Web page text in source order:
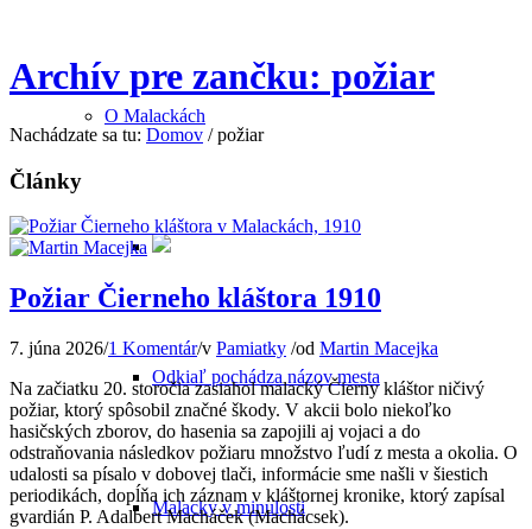
O Malackách
Odkiaľ pochádza názov mesta
Malacky v minulosti
Archív pre zančku: požiar
Nachádzate sa tu: Domov / požiar
Články
Požiar Čierneho kláštora 1910
7. júna 2026/1 Komentár/v Pamiatky /od Martin Macejka
Na začiatku 20. storočia zasiahol malacký Čierny kláštor ničivý
požiar, ktorý spôsobil značné škody. V akcii bolo niekoľko
hasičských zborov, do hasenia sa zapojili aj vojaci a do
odstraňovania následkov požiaru množstvo ľudí z mesta a okolia. O
udalosti sa písalo v dobovej tlači, informácie sme našli v šiestich
periodikách, dopĺňa ich záznam v kláštornej kronike, ktorý zapísal
gvardián P. Adalbert Macháček (Machácsek).